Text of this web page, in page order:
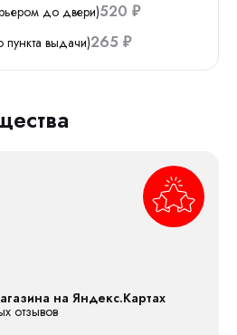
до двери)520 ₽
выдачи)265 ₽
на Яндекс.Картах
отзывов